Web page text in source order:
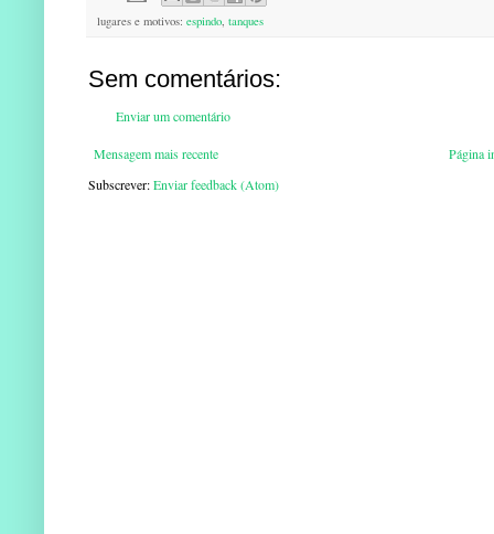
lugares e motivos: espindo, tanques
Sem comentários:
Enviar um comentário
Mensagem mais recente
Página
Subscrever:Enviar feedback (Atom)